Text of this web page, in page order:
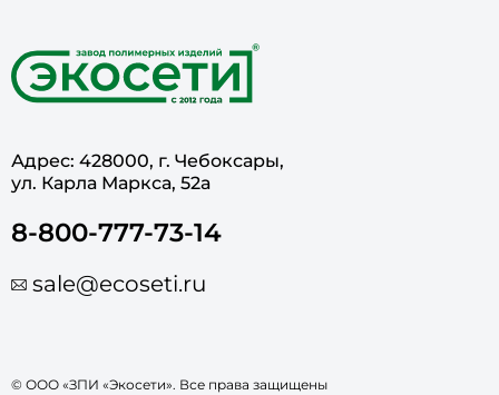
Адрес: 428000, г. Чебоксары,
ул. Карла Маркса, 52а
8-800-777-73-14
sale@ecoseti.ru
© ООО «ЗПИ «Экосети». Все права защищены